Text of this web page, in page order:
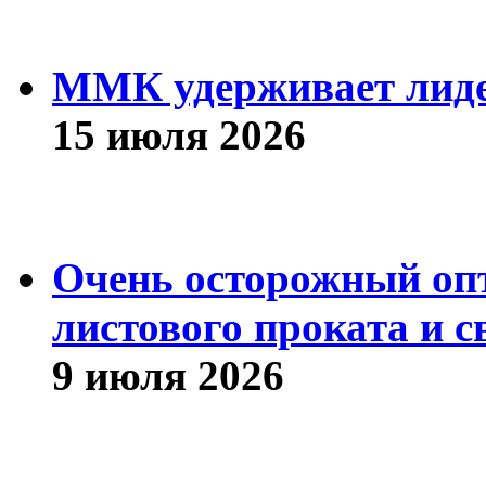
ММК удерживает
15 июля 2026
Очень осторожный
листового проката и
9 июля 2026